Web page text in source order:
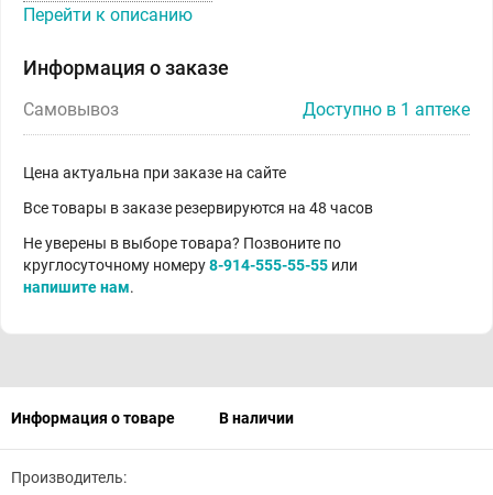
Перейти к описанию
Информация о заказе
Самовывоз Доступно в 1 аптеке
Цена актуальна при заказе на сайте
Все товары в заказе резервируются на 48 часов
Не уверены в выборе товара? Позвоните по
круглосуточному номеру8-914-555-55-55 или
напишите нам.
Информация о товаре В наличии
Производитель: